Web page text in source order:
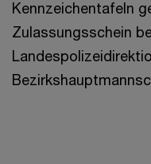
Kennzeichentafeln
Zulassungsschein